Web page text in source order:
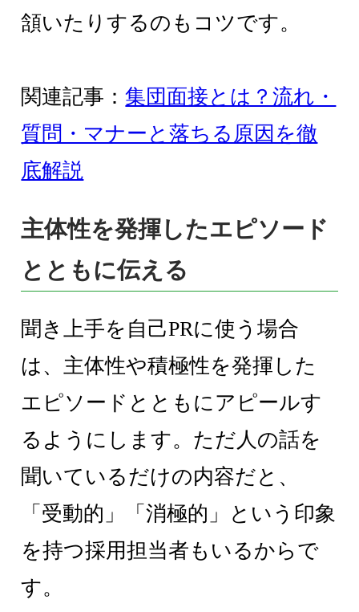
頷いたりするのもコツです。
関連記事：集団面接とは？流れ・
質問・マナーと落ちる原因を徹
底解説
主体性を発揮したエピソード
とともに伝える
聞き上手を自己PRに使う場合
は、主体性や積極性を発揮した
エピソードとともにアピールす
るようにします。ただ人の話を
聞いているだけの内容だと、
「受動的」「消極的」という印象
を持つ採用担当者もいるからで
す。